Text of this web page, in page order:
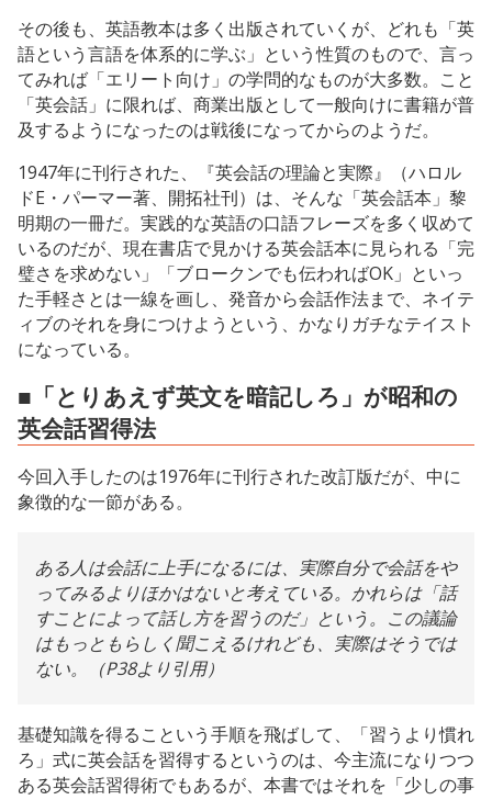
その後も、英語教本は多く出版されていくが、どれも「英
語という言語を体系的に学ぶ」という性質のもので、言っ
てみれば「エリート向け」の学問的なものが大多数。こと
「英会話」に限れば、商業出版として一般向けに書籍が普
及するようになったのは戦後になってからのようだ。
1947年に刊行された、『英会話の理論と実際』（ハロル
ドE・パーマー著、開拓社刊）は、そんな「英会話本」黎
明期の一冊だ。実践的な英語の口語フレーズを多く収めて
いるのだが、現在書店で見かける英会話本に見られる「完
璧さを求めない」「ブロークンでも伝わればOK」といっ
た手軽さとは一線を画し、発音から会話作法まで、ネイテ
ィブのそれを身につけようという、かなりガチなテイスト
になっている。
■「とりあえず英文を暗記しろ」が昭和の
英会話習得法
今回入手したのは1976年に刊行された改訂版だが、中に
象徴的な一節がある。
ある人は会話に上手になるには、実際自分で会話をや
ってみるよりほかはないと考えている。かれらは「話
すことによって話し方を習うのだ」という。この議論
はもっともらしく聞こえるけれども、実際はそうでは
ない。（P38より引用）
基礎知識を得るこという手順を飛ばして、「習うより慣れ
ろ」式に英会話を習得するというのは、今主流になりつつ
ある英会話習得術でもあるが、本書ではそれを「少しの事